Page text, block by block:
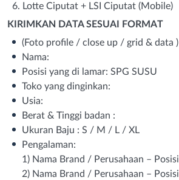
Lotte Ciputat + LSI Ciputat (Mobile)
KIRIMKAN DATA SESUAI FORMAT
(Foto profile / close up / grid & data )
Nama:
Posisi yang di lamar: SPG SUSU
Toko yang dinginkan:
Usia:
Berat & Tinggi badan :
Ukuran Baju : S / M / L / XL
Pengalaman:
1) Nama Brand / Perusahaan – Posisi
2) Nama Brand / Perusahaan – Posisi